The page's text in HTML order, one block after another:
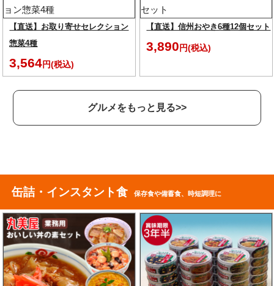
【直送】お取り寄せセレクション
惣菜4種
3,564円(税込)
【直送】信州おやき6種12個セット
3,890 円(税込)
グルメをもっと見る>>
缶詰・インスタント食 保存食や備蓄食、時短調理に